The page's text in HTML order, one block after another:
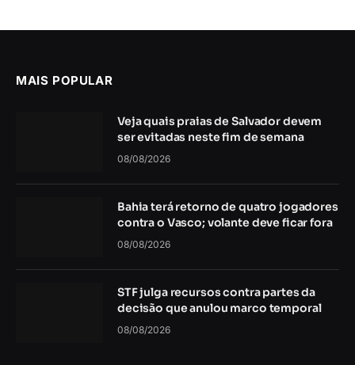
MAIS POPULAR
Veja quais praias de Salvador devem
ser evitadas neste fim de semana
08/08/2026
Bahia terá retorno de quatro jogadores
contra o Vasco; volante deve ficar fora
08/08/2026
STF julga recursos contra partes da
decisão que anulou marco temporal
08/08/2026